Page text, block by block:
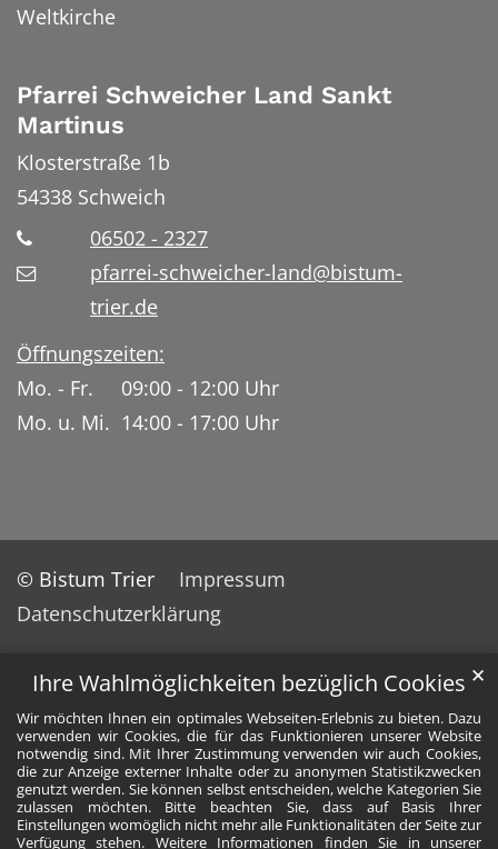
Ihre Wahlmöglichkeiten bezüglich Cookies
Wir möchten Ihnen ein optimales Webseiten-Erlebnis zu bieten. Dazu
verwenden wir Cookies, die für das Funktionieren unserer Website
notwendig sind. Mit Ihrer Zustimmung verwenden wir auch Cookies,
die zur Anzeige externer Inhalte oder zu anonymen Statistikzwecken
genutzt werden. Sie können selbst entscheiden, welche Kategorien Sie
zulassen möchten. Bitte beachten Sie, dass auf Basis Ihrer
Einstellungen womöglich nicht mehr alle Funktionalitäten der Seite zur
Verfügung stehen. Weitere Informationen finden Sie in unserer
✕
Weltkirche
Pfarrei Schweicher Land Sankt
Martinus
Klosterstraße 1b
54338 Schweich
06502 - 2327
pfarrei-schweicher-land@bistum-
trier.de
Öffnungszeiten:
Mo. - Fr. 09:00 - 12:00 Uhr
Mo. u. Mi. 14:00 - 17:00 Uhr
© Bistum Trier
Impressum
Datenschutzerklärung